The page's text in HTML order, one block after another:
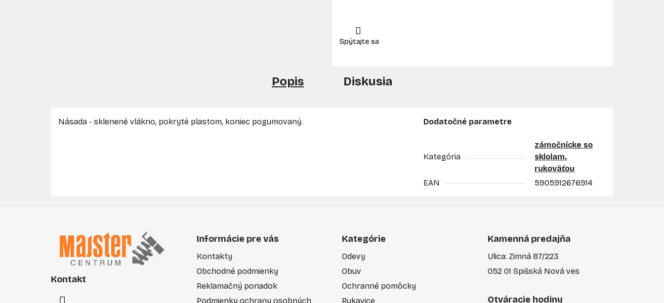
Popis Diskusia
Násada - sklenené vlákno, pokryté plastom, koniec pogumovaný. Dodatočné parametre
Kategória
zámočnícke so
sklolam.
rukoväťou
EAN
5905912676914
Kontakt
Informácie pre vás
Kontakty
Obchodné podmienky
Reklamačný poriadok
Podmienky ochrany osobných
Kategórie
Odevy
Obuv
Ochranné pomôcky
Rukavice
Kamenná predajňa
Ulica: Zimná 87/223
052 01 Spišská Nová ves
Otváracie hodiny